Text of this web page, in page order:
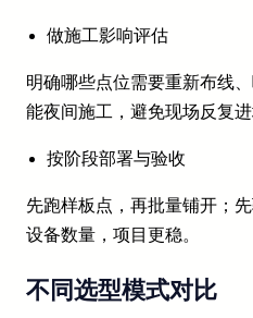
做施工影响评估
明确哪些点位需要重新布线
能夜间施工，避免现场反复进
按阶段部署与验收
先跑样板点，再批量铺开；
设备数量，项目更稳。
不同选型模式对比